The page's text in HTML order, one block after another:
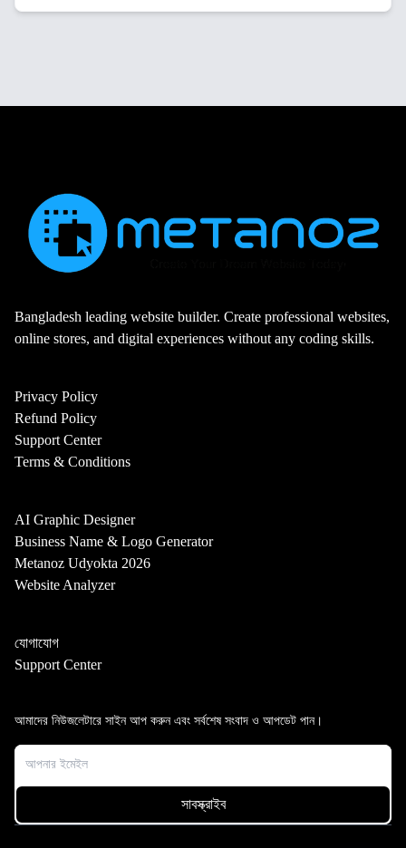
Bangladesh leading website builder. Create professional websites,
online stores, and digital experiences without any coding skills.
Privacy Policy
Refund Policy
Support Center
Terms & Conditions
AI Graphic Designer
Business Name & Logo Generator
Metanoz Udyokta 2026
Website Analyzer
যোগাযোগ
Support Center
আমাদের নিউজলেটারে সাইন আপ করুন এবং সর্বশেষ সংবাদ ও আপডেট পান।